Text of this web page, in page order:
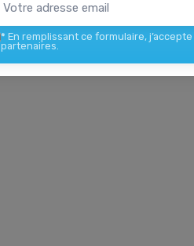
* En remplissant ce formulaire,
partenaires.